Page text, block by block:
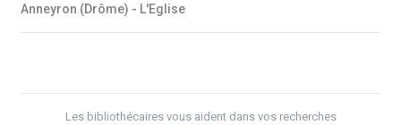
Anneyron (Drôme) - L'Eglise
Les bibliothécaires vous aident dans vos recherches